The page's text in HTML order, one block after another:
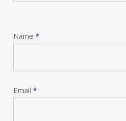
Name *
Email *